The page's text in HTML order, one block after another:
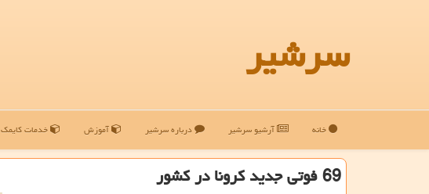
سرشیر
خانه آرشیو سرشیر درباره سرشیر آموزش خدمات کایمک
69 فوتی جدید كرونا در كشور